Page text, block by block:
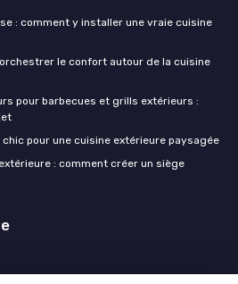
: comment y installer une vraie cuisine
le confort autour de la cuisine
pour barbecues et grills extérieurs :
chic pour une cuisine extérieure paysagée
: comment créer un siège